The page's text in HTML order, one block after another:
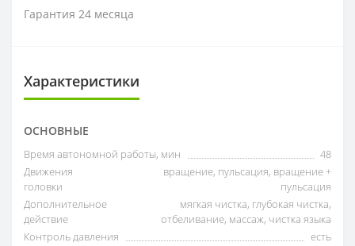
Гарантия 24 месяца
Характеристики
ОСНОВНЫЕ
Время автономной работы, мин
48
Движения
головки
вращение, пульсация, вращение +
пульсация
Дополнительное
действие
мягкая чистка, глубокая чистка,
отбеливание, массаж, чистка языка
Контроль давления
есть